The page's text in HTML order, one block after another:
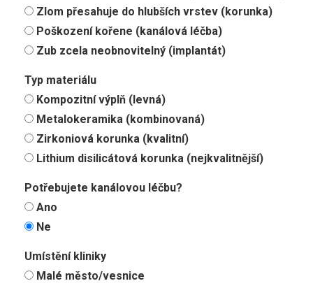
Zlom přesahuje do hlubších vrstev (korunka)
Poškození kořene (kanálová léčba)
Zub zcela neobnovitelný (implantát)
Typ materiálu
Kompozitní výplň (levná)
Metalokeramika (kombinovaná)
Zirkoniová korunka (kvalitní)
Lithium disilicátová korunka (nejkvalitnější)
Potřebujete kanálovou léčbu?
Ano
Ne
Umístění kliniky
Malé město/vesnice